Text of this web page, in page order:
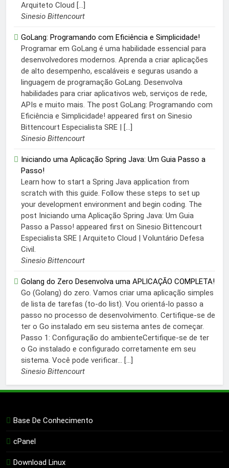
Arquiteto Cloud […]
Sinesio Bittencourt
GoLang: Programando com Eficiência e Simplicidade!
Programar em GoLang é uma habilidade essencial para
desenvolvedores modernos. Aprenda a criar aplicações
de alto desempenho, escaláveis e seguras usando a
linguagem de programação GoLang. Desenvolva
habilidades para criar aplicativos web, serviços de rede,
APIs e muito mais. The post GoLang: Programando com
Eficiência e Simplicidade! appeared first on Sinesio
Bittencourt Especialista SRE | […]
Sinesio Bittencourt
Iniciando uma Aplicação Spring Java: Um Guia Passo a
Passo!
Learn how to start a Spring Java application from
scratch with this guide. Follow these steps to set up
your development environment and begin coding. The
post Iniciando uma Aplicação Spring Java: Um Guia
Passo a Passo! appeared first on Sinesio Bittencourt
Especialista SRE | Arquiteto Cloud | Voluntário Defesa
Civil.
Sinesio Bittencourt
Golang do Zero Desenvolva uma APLICAÇÃO COMPLETA!
Go (Golang) do zero. Vamos criar uma aplicação simples
de lista de tarefas (to-do list). Vou orientá-lo passo a
passo no processo de desenvolvimento. Certifique-se de
ter o Go instalado em seu sistema antes de começar.
Passo 1: Configuração do ambienteCertifique-se de ter
o Go instalado e configurado corretamente em seu
sistema. Você pode verificar... […]
Sinesio Bittencourt
Base De Conhecimento
cPanel
Download Linux